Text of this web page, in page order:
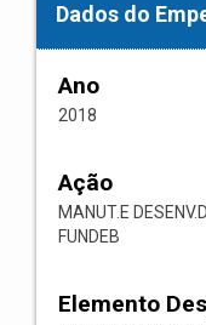
Dados do
Ano
2018
Ação
MANUT.E
FUNDEB
Elemento